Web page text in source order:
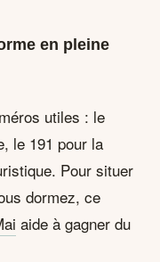
en pleine
utiles : le
le 191 pour la
Pour situer
dormez, ce
aide à gagner du